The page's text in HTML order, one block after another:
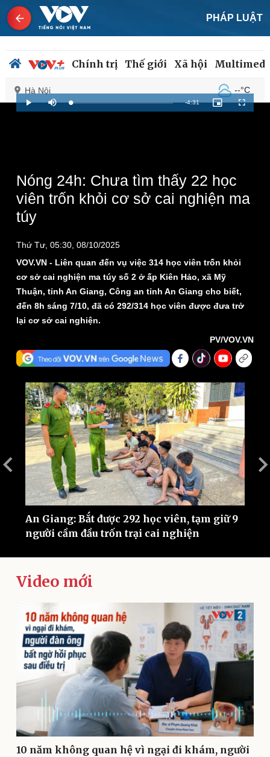
PHÁP LUẬT
Chính trị Thế giới Xã hội
Hà Nội --°C
Tổ chức nhân sự
Quốc hội
Nhận diện sự thật
Dự báo thời tiết
Giáo dục
Dấu ấn VOV
Thế giới
Quan sát
Cuộc sống đó đây
Hồ sơ
Multimedia
Video
Ảnh
E-Magazine
Infographic
Kinh tế
Bất động sản
Khởi nghiệp
Thị trường
Giá vàng
Tiêu dùng
Tỷ giá
Chứng khoán
Giá cà phê
Play Mute Loaded:
1.83%
Remaining
-4:31
Picture-
in-
Fullscreen
Nóng 24h: Chưa tìm thấy 22 học
viên trốn khỏi cơ sở cai nghiện ma
túy
Thứ Tư, 05:30, 08/10/2025
VOV.VN - Liên quan đến vụ việc 314 học viên trốn khỏi
cơ sở cai nghiện ma túy số 2 ở ấp Kiên Hảo, xã Mỹ
Thuận, tỉnh An Giang, Công an tỉnh An Giang cho biết,
đến 8h sáng 7/10, đã có 292/314 học viên được đưa trở
lại cơ sở cai nghiện.
PV/VOV.VN
An Giang: Bắt được 292 học viên, tạm giữ 9
người cầm đầu trốn trại cai nghiện
Video mới
10 năm không quan hệ vì ngại đi khám, người